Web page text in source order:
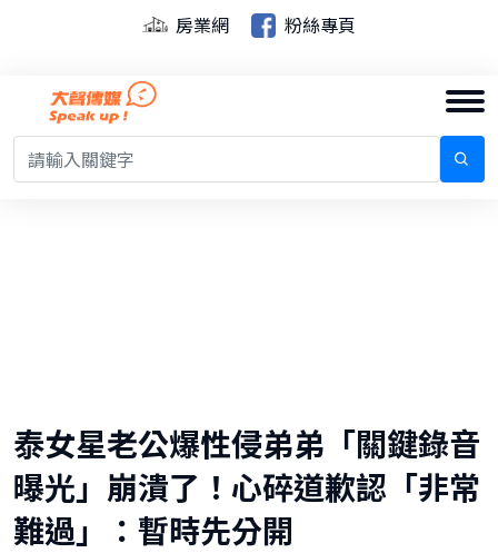
房業網 粉絲專頁
泰女星老公爆性侵弟弟「關鍵錄音
曝光」崩潰了！心碎道歉認「非常
難過」：暫時先分開